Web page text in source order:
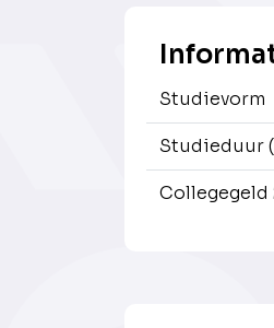
Studievorm
Studieduur
Collegegeld